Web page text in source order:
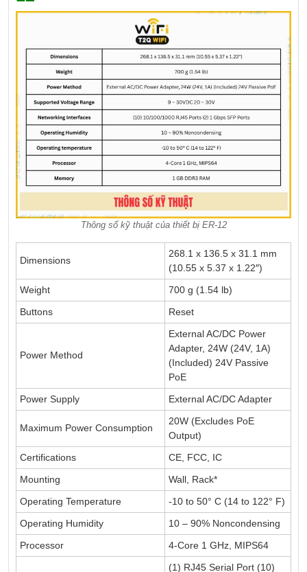
Thông số kỹ thuật của thiết bị ER-12
Dimensions
268.1 x 136.5 x 31.1 mm
(10.55 x 5.37 x 1.22″)
Weight
700 g (1.54 lb)
Buttons
Reset
Power Method
External AC/DC Power
Adapter, 24W (24V, 1A)
(Included) 24V Passive
PoE
Power Supply
External AC/DC Adapter
Maximum Power Consumption
20W (Excludes PoE
Output)
Certifications
CE, FCC, IC
Mounting
Wall, Rack*
Operating Temperature
-10 to 50° C (14 to 122° F)
Operating Humidity
10 – 90% Noncondensing
Processor
4-Core 1 GHz, MIPS64
(1) RJ45 Serial Port (10)